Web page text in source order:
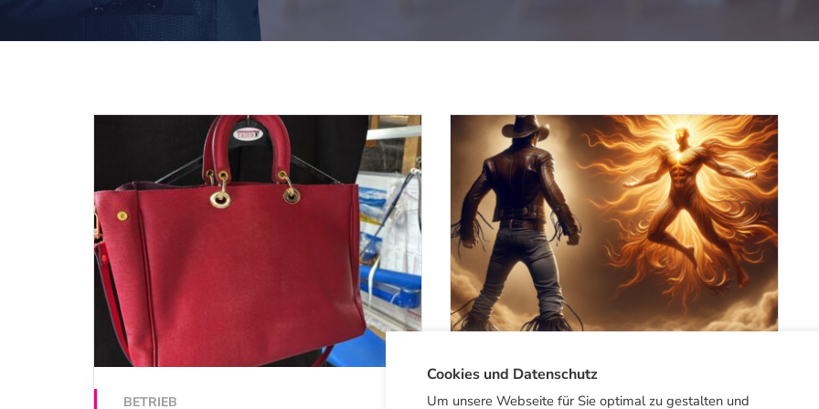
BETRIEB BETRIEB
Cookies und Datenschutz
Um unsere Webseite für Sie optimal zu gestalten und